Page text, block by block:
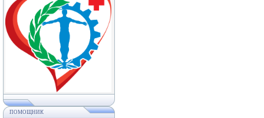
ПОМОЩНИК